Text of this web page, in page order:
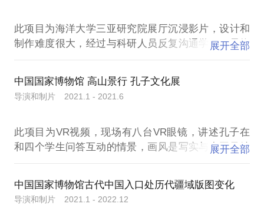
此项目为海洋大学三亚研究院展厅沉浸影片，设计和
制作难度很大，经过与科研人员反复沟通学习，最终
展开全部
中国国家博物馆 高山景行 孔子文化展
导演和制片 2021.1 - 2021.6
此项目为VR视频，现场有八台VR眼镜，讲述孔子在
和四个学生问答互动的情景，画风是写实与中国风结
展开全部
中国国家博物馆古代中国入口处历代疆域版图变化
导演和制片 2021.1 - 2022.12